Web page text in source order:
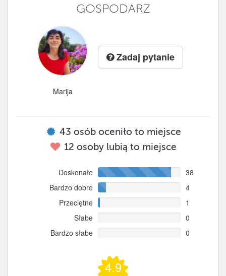
GOSPODARZ
Marija
Zadaj pytanie
43 osób oceniło to miejsce
12 osoby lubią to miejsce
Doskonałe
38
Bardzo dobre
4
Przeciętne
1
Słabe
0
Bardzo słabe
0
4.9